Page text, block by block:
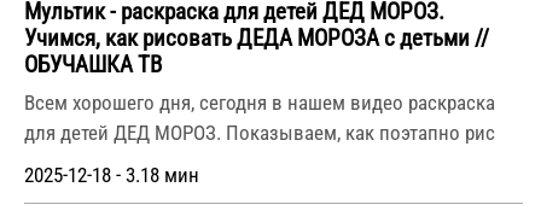
Мультик - раскраска для детей ДЕД МОРОЗ.
Учимся, как рисовать ДЕДА МОРОЗА с детьми //
ОБУЧАШКА ТВ
Всем хорошего дня, сегодня в нашем видео раскраска
для детей ДЕД МОРОЗ. Показываем, как поэтапно рис
2025-12-18 - 3.18 мин